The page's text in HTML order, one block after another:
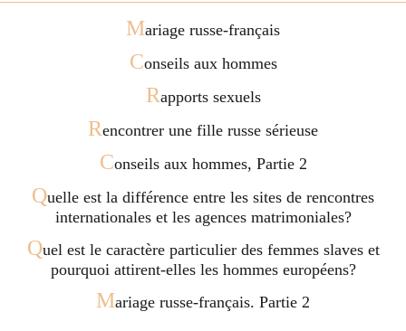
Mariage russe-français
Conseils aux hommes
Rapports sexuels
Rencontrer une fille russe sérieuse
Conseils aux hommes, Partie 2
Quelle est la différence entre les sites de rencontres
internationales et les agences matrimoniales?
Quel est le caractère particulier des femmes slaves et
pourquoi attirent-elles les hommes européens?
Mariage russe-français. Partie 2